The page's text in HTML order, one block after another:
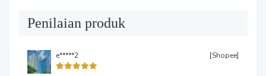
Penilaian produk
e*****2 [Shopee]